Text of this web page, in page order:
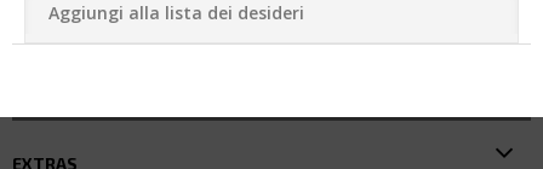
Aggiungi alla lista dei desideri
EXTRAS